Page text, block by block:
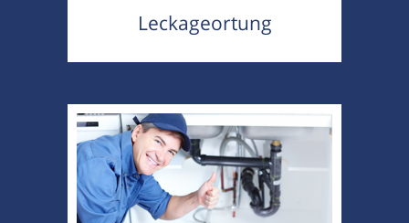
Leckageortung